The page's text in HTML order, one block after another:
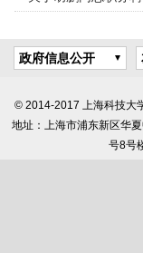
政府信息公开
© 2014-2017 上海科技
地址：上海市浦东新区华
号8号